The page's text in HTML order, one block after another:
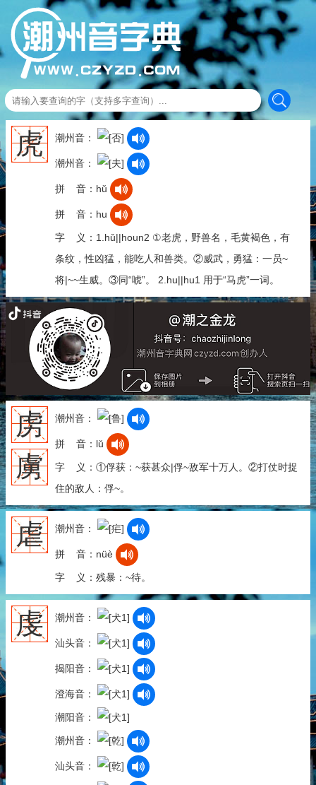
虎 潮州音：
潮州音：
拼 音：hǔ
拼 音：hu
字 义：1.hǔ||houn2 ①老虎，野兽名，毛黄褐色，有
条纹，性凶猛，能吃人和兽类。②威武，勇猛：一员~
将|~~生威。③同“唬”。 2.hu||hu1 用于“马虎”一词。
虏
虜
潮州音：
拼 音：lǔ
字 义：①俘获：~获甚众|俘~敌军十万人。②打仗时捉
住的敌人：俘~。
虐 潮州音：
拼 音：nüè
字 义：残暴：~待。
虔 潮州音：
汕头音：
揭阳音：
澄海音：
潮阳音：
潮州音：
汕头音：